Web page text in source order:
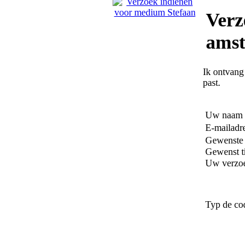
Ik
past.
Uw naam
E-
Gewenst
Uw
Typ de